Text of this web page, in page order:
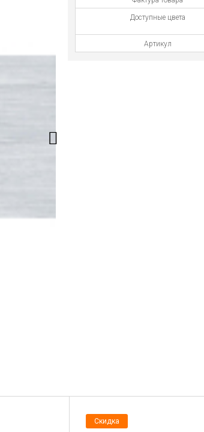
Доступные цвета
Артикул
Скидка